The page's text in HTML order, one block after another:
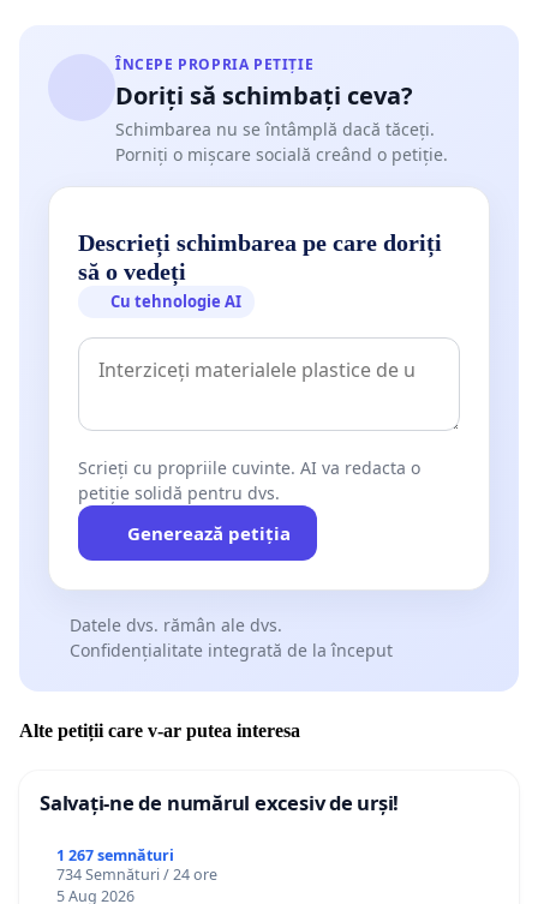
ÎNCEPE PROPRIA PETIȚIE
Doriți să schimbați ceva?
Schimbarea nu se întâmplă dacă tăceți.
Porniți o mișcare socială creând o petiție.
Descrieți schimbarea pe care doriți
să o vedeți
Cu tehnologie AI
Scrieți cu propriile cuvinte. AI va redacta o
petiție solidă pentru dvs.
Generează petiția
Datele dvs. rămân ale dvs.
Confidențialitate integrată de la început
Alte petiții care v-ar putea interesa
Salvați-ne de numărul excesiv de urși!
1 267 semnături
734 Semnături / 24 ore
5 Aug 2026